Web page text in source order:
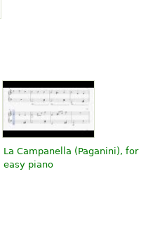
La Campanella (Paganini), for
easy piano